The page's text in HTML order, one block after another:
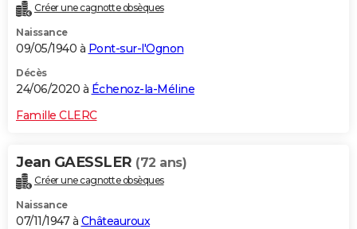
Créer une cagnotte obsèques
Naissance
09/05/1940 à Pont-sur-l'Ognon
Décès
24/06/2020 à Échenoz-la-Méline
Famille CLERC
Jean GAESSLER (72 ans)
Créer une cagnotte obsèques
Naissance
07/11/1947 à Châteauroux